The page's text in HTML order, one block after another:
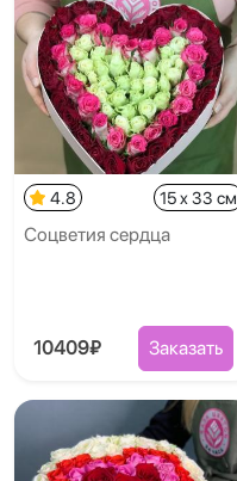
4.8 15 x 33 см
Соцветия сердца
10409₽ Заказать